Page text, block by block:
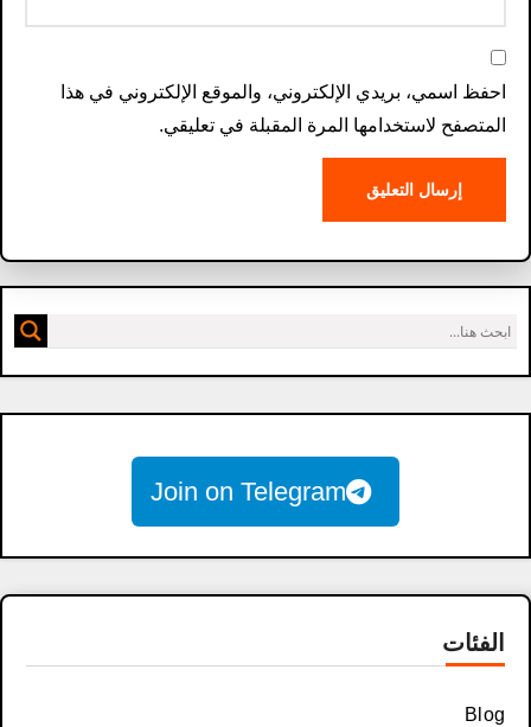
احفظ اسمي، بريدي الإلكتروني، والموقع الإلكتروني في هذا
المتصفح لاستخدامها المرة المقبلة في تعليقي.
Join on Telegram
الفئات
Blog